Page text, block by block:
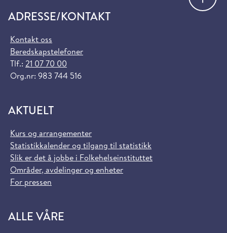
ADRESSE/KONTAKT
Kontakt oss
Beredskapstelefoner
Tlf.: 21 07 70 00
Org.nr: 983 744 516
AKTUELT
Kurs og arrangementer
Statistikkalender og tilgang til statistikk
Slik er det å jobbe i Folkehelseinstituttet
Områder, avdelinger og enheter
For pressen
ALLE VÅRE